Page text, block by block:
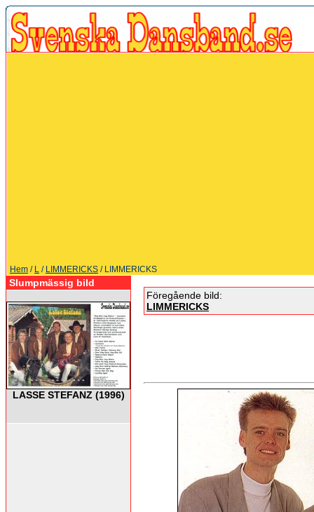
Hem / L / LIMMERICKS / LIMMERICKS
Slumpmässig bild
LASSE STEFANZ (1996)
Föregående bild:
LIMMERICKS